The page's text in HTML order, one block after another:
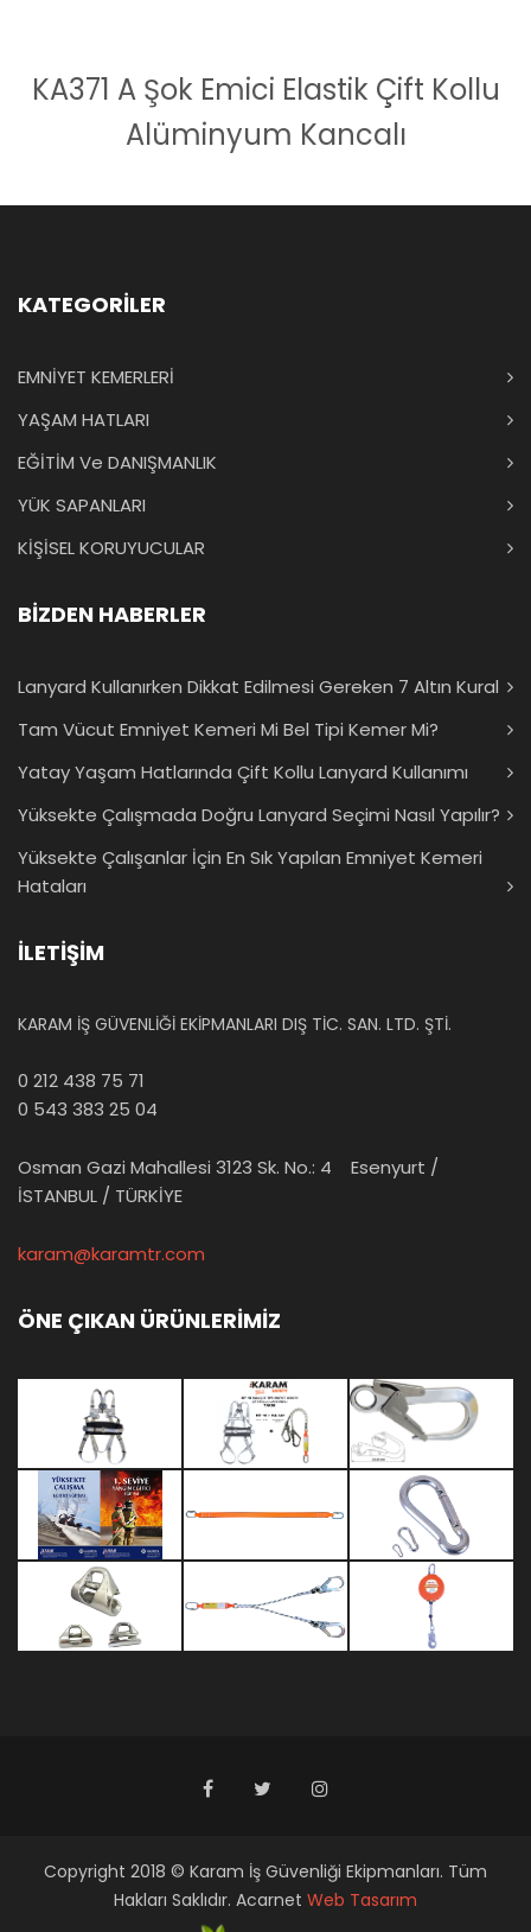
KA371 A Şok Emici Elastik Çift Kollu
Alüminyum Kancalı
KATEGORİLER
EMNİYET KEMERLERİ
YAŞAM HATLARI
EĞİTİM Ve DANIŞMANLIK
YÜK SAPANLARI
KİŞİSEL KORUYUCULAR
BİZDEN HABERLER
Lanyard Kullanırken Dikkat Edilmesi Gereken 7 Altın Kural
Tam Vücut Emniyet Kemeri Mi Bel Tipi Kemer Mi?
Yatay Yaşam Hatlarında Çift Kollu Lanyard Kullanımı
Yüksekte Çalışmada Doğru Lanyard Seçimi Nasıl Yapılır?
Yüksekte Çalışanlar İçin En Sık Yapılan Emniyet Kemeri
Hataları
İLETİŞİM
KARAM İŞ GÜVENLİĞİ EKİPMANLARI DIŞ TİC. SAN. LTD. ŞTİ.
0 212 438 75 71
0 543 383 25 04
Osman Gazi Mahallesi 3123 Sk. No.: 4 Esenyurt /
İSTANBUL / TÜRKİYE
karam@karamtr.com
ÖNE ÇIKAN ÜRÜNLERİMİZ
Copyright 2018 © Karam İş Güvenliği Ekipmanları. Tüm
Hakları Saklıdır. Acarnet Web Tasarım